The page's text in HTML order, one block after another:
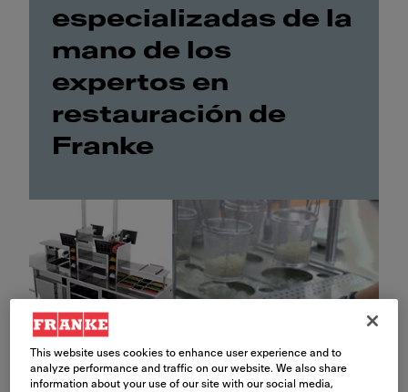
especializadas de la
mano de los
expertos en
restauración de
Franke
This website uses cookies to enhance user experience and to
analyze performance and traffic on our website. We also share
information about your use of our site with our social media,